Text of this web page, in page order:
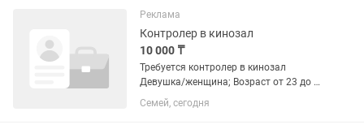
калькуляции блюд; контроль
качества...
Реклама
Контролер в кинозал
10 000 ₸
Требуется контролер в кинозал
Девушка/женщина; Возраст от 23 до 40
лет; Среднее или среднее специальное
образование. Опыт работы в сфере
Семей, сегодня